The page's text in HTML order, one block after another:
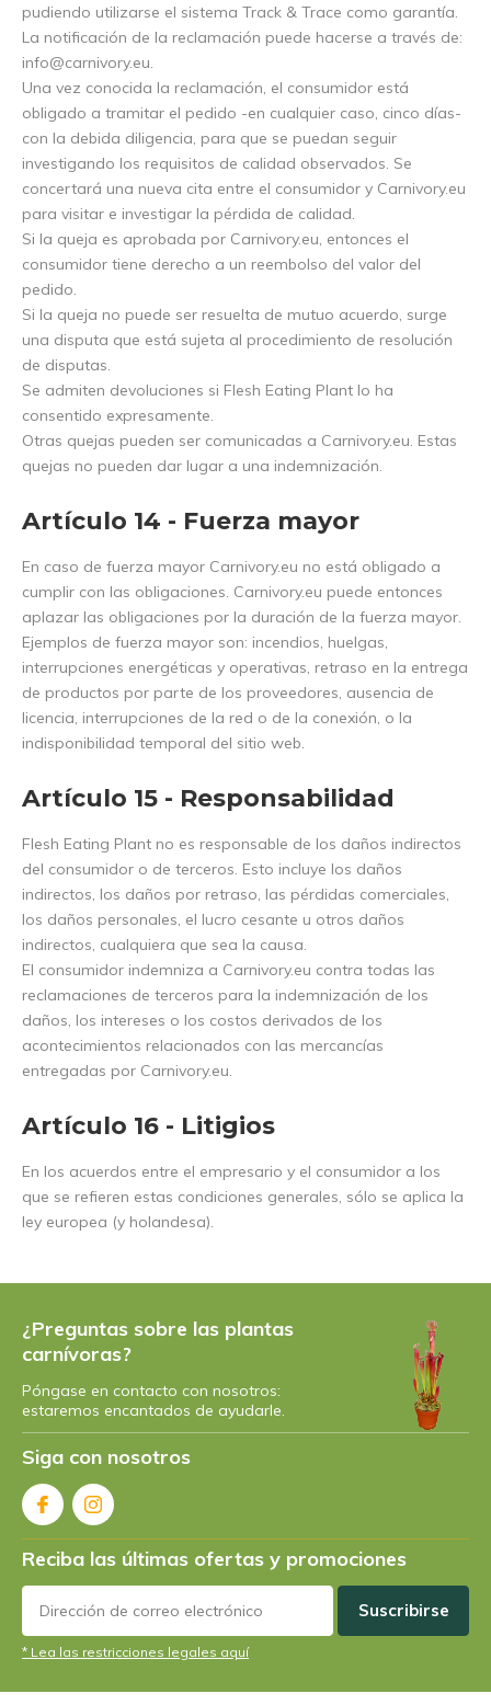
pudiendo utilizarse el sistema Track & Trace como garantía.
La notificación de la reclamación puede hacerse a través de:
info@carnivory.eu.
Una vez conocida la reclamación, el consumidor está
obligado a tramitar el pedido -en cualquier caso, cinco días-
con la debida diligencia, para que se puedan seguir
investigando los requisitos de calidad observados. Se
concertará una nueva cita entre el consumidor y Carnivory.eu
para visitar e investigar la pérdida de calidad.
Si la queja es aprobada por Carnivory.eu, entonces el
consumidor tiene derecho a un reembolso del valor del
pedido.
Si la queja no puede ser resuelta de mutuo acuerdo, surge
una disputa que está sujeta al procedimiento de resolución
de disputas.
Se admiten devoluciones si Flesh Eating Plant lo ha
consentido expresamente.
Otras quejas pueden ser comunicadas a Carnivory.eu. Estas
quejas no pueden dar lugar a una indemnización.
Artículo 14 - Fuerza mayor
En caso de fuerza mayor Carnivory.eu no está obligado a
cumplir con las obligaciones. Carnivory.eu puede entonces
aplazar las obligaciones por la duración de la fuerza mayor.
Ejemplos de fuerza mayor son: incendios, huelgas,
interrupciones energéticas y operativas, retraso en la entrega
de productos por parte de los proveedores, ausencia de
licencia, interrupciones de la red o de la conexión, o la
indisponibilidad temporal del sitio web.
Artículo 15 - Responsabilidad
Flesh Eating Plant no es responsable de los daños indirectos
del consumidor o de terceros. Esto incluye los daños
indirectos, los daños por retraso, las pérdidas comerciales,
los daños personales, el lucro cesante u otros daños
indirectos, cualquiera que sea la causa.
El consumidor indemniza a Carnivory.eu contra todas las
reclamaciones de terceros para la indemnización de los
daños, los intereses o los costos derivados de los
acontecimientos relacionados con las mercancías
entregadas por Carnivory.eu.
Artículo 16 - Litigios
En los acuerdos entre el empresario y el consumidor a los
que se refieren estas condiciones generales, sólo se aplica la
ley europea (y holandesa).
¿Preguntas sobre las plantas
carnívoras?
Póngase en contacto con nosotros:
estaremos encantados de ayudarle.
Siga con nosotros
Reciba las últimas ofertas y promociones
Suscribirse
* Lea las restricciones legales aquí